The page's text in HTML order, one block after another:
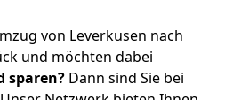
von Leverkusen nach
und möchten dabei
sparen? Dann sind Sie bei